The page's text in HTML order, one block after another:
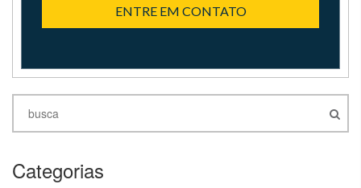
ENTRE EM CONTATO
Categorias